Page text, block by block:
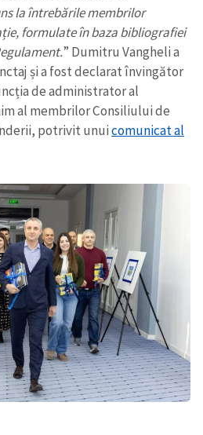
la întrebările membrilor
formulate în baza bibliografiei
” Dumitru Vangheli a
și a fost declarat învingător
de administrator al
al membrilor Consiliului de
potrivit unuicomunicat al